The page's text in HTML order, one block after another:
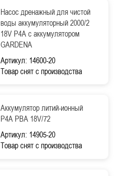
Насос дренажный для чистой
воды аккумуляторный 2000/2
18V P4A с аккумулятором
GARDENA
Артикул: 14600-20
Товар снят с производства
Аккумулятор литий-ионный
P4A PBA 18V/72
Артикул: 14905-20
Товар снят с производства